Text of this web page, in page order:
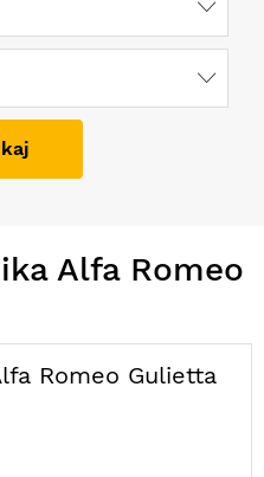
Alfa Romeo
Romeo Gulietta